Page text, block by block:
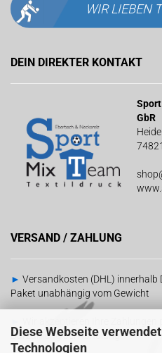
Diese Webseite
Technologien
WIR LIEBEN
DEIN DIREKTER KONTAKT
GbR
VERSAND / ZAHLUNG
► Versandkosten (DHL)
Paket unabhängig vom Gewicht
Barzahlung bei Abholung